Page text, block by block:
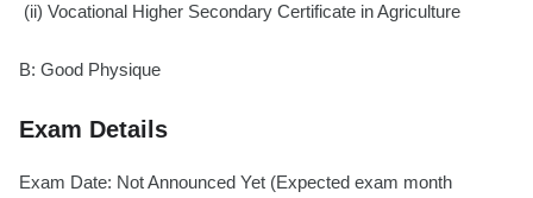
(ii) Vocational Higher Secondary Certificate in Agriculture
B: Good Physique
Exam Details
Exam Date: Not Announced Yet (Expected exam month